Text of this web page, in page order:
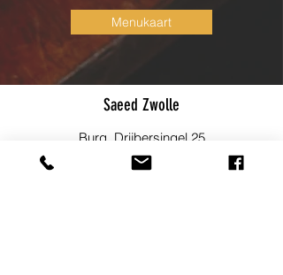
Menukaart
Saeed Zwolle
Burg. Drijbersingel 25
info@saeedzwolle.nl